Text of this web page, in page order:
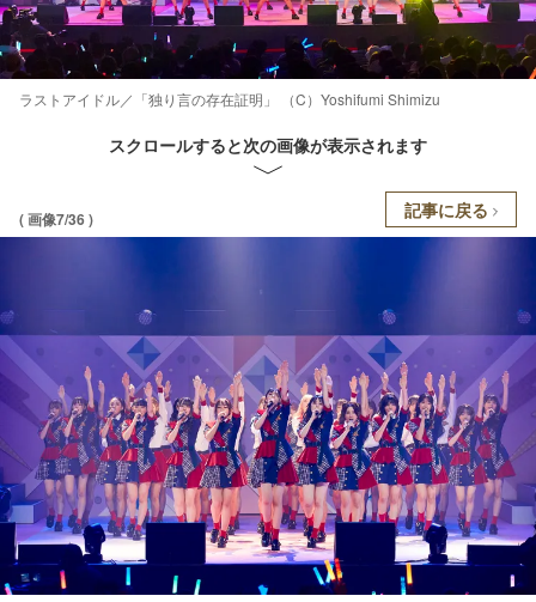
ラストアイドル／「独り言の存在証明」 （C）Yoshifumi Shimizu
スクロールすると次の画像が表示されます
( 画像7/36 ) 記事に戻る